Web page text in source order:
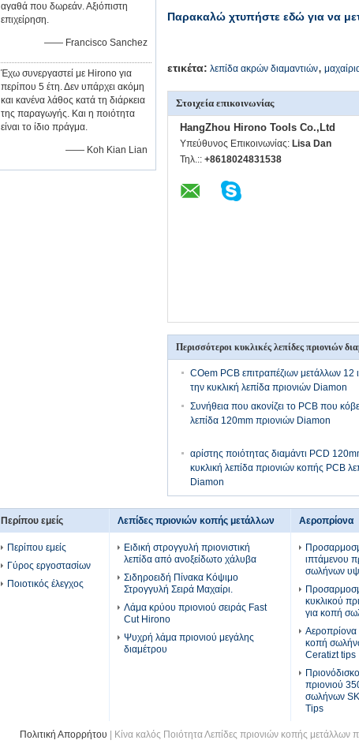
αγαθά που δωρεάν. Αξιόπιστη
επιχείρηση.
—— Francisco Sanchez
Έχω συνεργαστεί με Hirono για
περίπου 5 έτη. Δεν υπάρχει ακόμη
και κανένα λάθος κατά τη διάρκεια
της παραγωγής. Και η ποιότητα
είναι το ίδιο πράγμα.
—— Koh Kian Lian
Παρακαλώ χτυπήστε εδώ για να
ετικέτα: λεπίδα ακρών διαμαντιών,
Στοιχεία επικοινωνίας
HangZhou Hirono Tools Co.,Ltd
Υπεύθυνος Επικοινωνίας: Lisa Dan
Τηλ.:: +8618024831538
Περισσότεροι κυκλικές λεπίδες πριονιών
COem PCB επιτραπέζιων μετάλλων 12
την κυκλική λεπίδα πριονιών Diamon
Συνήθεια που ακονίζει το PCB που
λεπίδα 120mm πριονιών Diamon
αρίστης ποιότητας διαμάντι PCD
κυκλική λεπίδα πριονιών κοπής PCB
Diamon
Περίπου εμείς
Περίπου εμείς
Γύρος εργοστασίων
Ποιοτικός έλεγχος
Λεπίδες πριονιών κοπής μετάλλων
Ειδική στρογγυλή πριονιστική
λεπίδα από ανοξείδωτο χάλυβα
Σιδηροειδή Πίνακα Κόψιμο
Στρογγυλή Σειρά Μαχαίρι.
Λάμα κρύου πριονιού σειράς Fast
Cut Hirono
Ψυχρή λάμα πριονιού μεγάλης
διαμέτρου
Αεροπρίονα
ιπτάμενου
σωλήνων
κυκλικού
για κοπή
Αεροπρίονα
κοπή
Ceratizt tips
πριονιού
σωλήνων
Tips
Πολιτική Απορρήτου | Κίνα καλός Ποιότητα Λεπίδες πριονιών κοπής